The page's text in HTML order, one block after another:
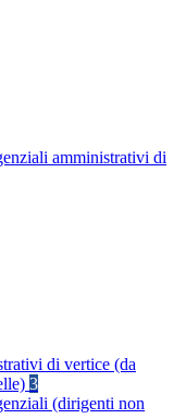
amministrativi di
di vertice (da
3
(dirigenti non